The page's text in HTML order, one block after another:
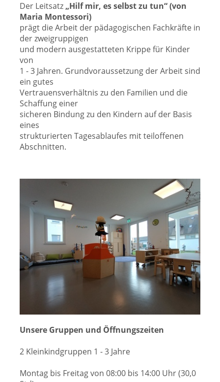
Der Leitsatz „Hilf mir, es selbst zu tun“ (von
Maria Montessori)
prägt die Arbeit der pädagogischen Fachkräfte in
der zweigruppigen
und modern ausgestatteten Krippe für Kinder
von
1 - 3 Jahren. Grundvoraussetzung der Arbeit sind
ein gutes
Vertrauensverhältnis zu den Familien und die
Schaffung einer
sicheren Bindung zu den Kindern auf der Basis
eines
strukturierten Tagesablaufes mit teiloffenen
Abschnitten.
Unsere Gruppen und Öffnungszeiten
2 Kleinkindgruppen 1 - 3 Jahre
Montag bis Freitag von 08:00 bis 14:00 Uhr (30,0